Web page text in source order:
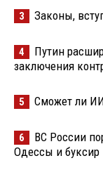
3 Законы,
4
Путин
заключения
5 Сможет ли
6
ВС России
Одессы и буксир